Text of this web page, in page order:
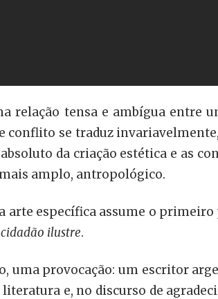
relação tensa e ambígua entre
conflito se traduz
da criação estética e as
amplo, antropológico.
arte específica assume o
cidadão ilustre.
uma provocação: um escritor
e, no discurso de